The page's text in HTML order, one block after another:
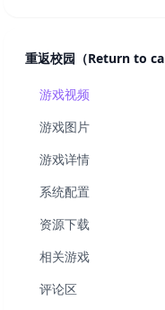
重返校园（Return to
游戏视频
游戏图片
游戏详情
系统配置
资源下载
相关游戏
评论区